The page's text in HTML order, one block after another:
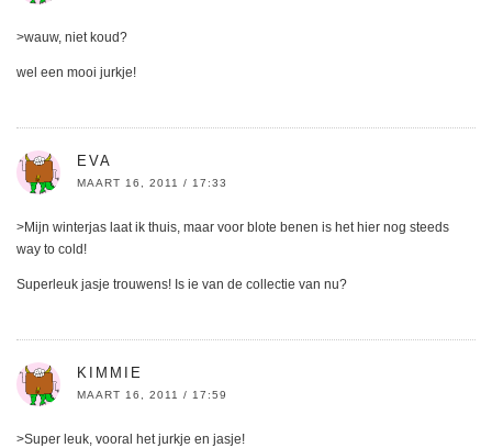
>wauw, niet koud?
wel een mooi jurkje!
EVA
MAART 16, 2011 / 17:33
>Mijn winterjas laat ik thuis, maar voor blote benen is het hier nog steeds
way to cold!
Superleuk jasje trouwens! Is ie van de collectie van nu?
KIMMIE
MAART 16, 2011 / 17:59
>Super leuk, vooral het jurkje en jasje!